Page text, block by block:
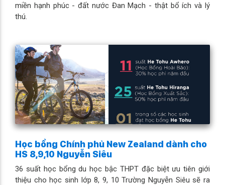
miền hạnh phúc - đất nước Đan Mạch - thật bổ ích và lý
thú.
Học bổng Chính phủ New Zealand dành cho
HS 8,9,10 Nguyễn Siêu
36 suất học bổng du học bậc THPT đặc biệt ưu tiên giới
thiệu cho học sinh lớp 8, 9, 10 Trường Nguyễn Siêu sẽ ra